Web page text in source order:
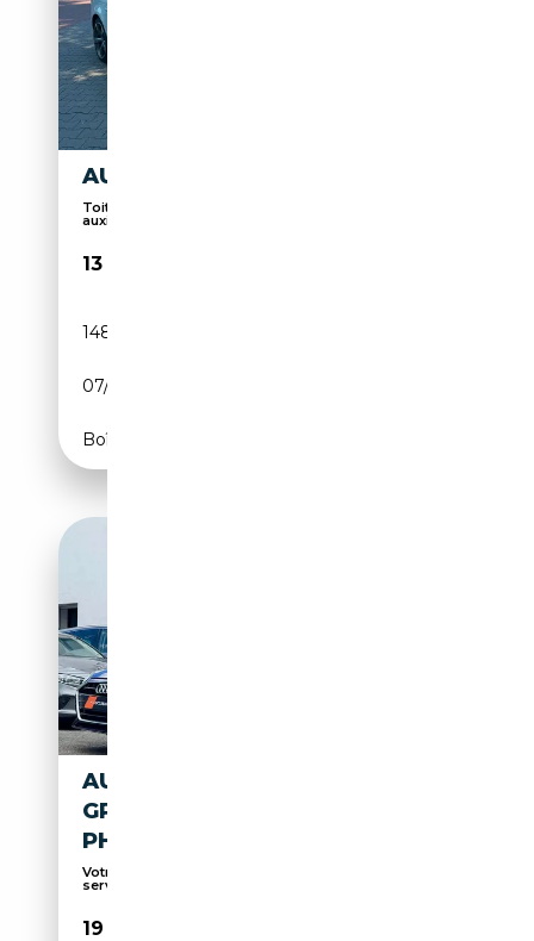
AUDI A4 AVANT AMBIENTE
Toit panoramique, Bluetooth, Chauffage
auxiliaire,...
13 999€
148 000 km
07/2015
Boîte automatique
AUDI A4 AVANT 30 TDI AUTO
GPS COCKPIT CARPLAY
PHARES LED CUIR
Votre concessionnaire en occasion! À votre
service...
19 990€